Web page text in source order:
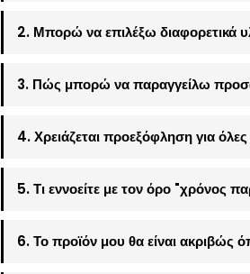
2. Μπορώ να επιλέξω διαφορετικά
3. Πώς μπορώ να παραγγείλω
4. Χρειάζεται προεξόφληση για όλες
5. Τι εννοείτε με τον όρο "χρόνος
6. Το προϊόν μου θα είναι